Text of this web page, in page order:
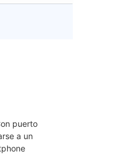
puerto
a un